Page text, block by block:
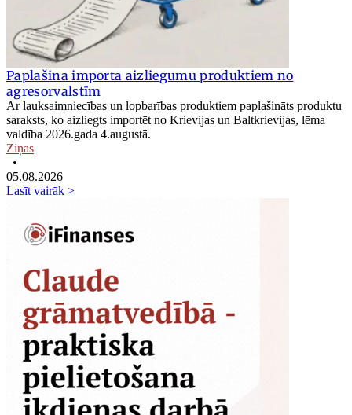
Paplašina importa aizliegumu produktiem no
agresorvalstīm
Ar lauksaimniecības un lopbarības produktiem paplašināts produktu
saraksts, ko aizliegts importēt no Krievijas un Baltkrievijas, lēma
valdība 2026.gada 4.augustā.
Ziņas
•
05.08.2026
Lasīt vairāk >